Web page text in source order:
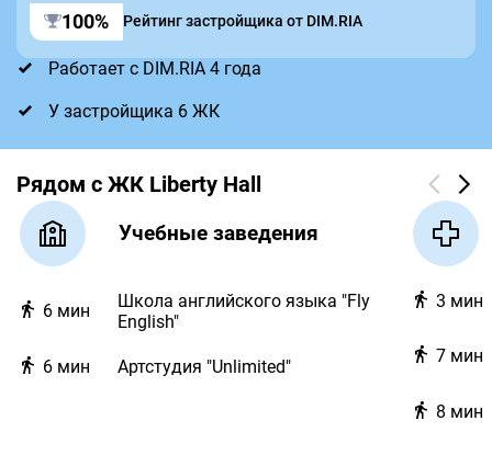
100% Рейтинг застройщика от DIM.RIA
Работает с DIM.RIA 4 года
У застройщика 6 ЖК
Рядом с ЖК Liberty Hall
Учебные заведения
6 мин
Школа английского языка "Fly
English"
6 мин Артстудия "Unlimited"
3 мин
7 мин
8 мин